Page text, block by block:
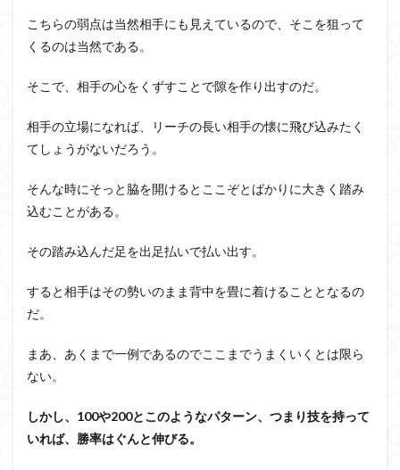
こちらの弱点は当然相手にも見えているので、そこを狙って
くるのは当然である。
そこで、相手の心をくずすことで隙を作り出すのだ。
相手の立場になれば、リーチの長い相手の懐に飛び込みたく
てしょうがないだろう。
そんな時にそっと脇を開けるとここぞとばかりに大きく踏み
込むことがある。
その踏み込んだ足を出足払いで払い出す。
すると相手はその勢いのまま背中を畳に着けることとなるの
だ。
まあ、あくまで一例であるのでここまでうまくいくとは限ら
ない。
しかし、100や200とこのようなパターン、つまり技を持って
いれば、勝率はぐんと伸びる。